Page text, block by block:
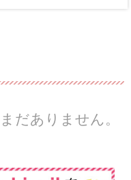
だありません。